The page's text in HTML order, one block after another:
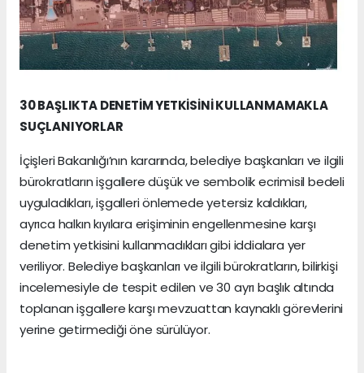
30 BAŞLIKTA DENETİM YETKİSİNİ KULLANMAMAKLA
SUÇLANIYORLAR
İçişleri Bakanlığı’nın kararında, belediye başkanları ve ilgili
bürokratların işgallere düşük ve sembolik ecrimisil bedeli
uyguladıkları, işgalleri önlemede yetersiz kaldıkları,
ayrıca halkın kıyılara erişiminin engellenmesine karşı
denetim yetkisini kullanmadıkları gibi iddialara yer
veriliyor. Belediye başkanları ve ilgili bürokratların, bilirkişi
incelemesiyle de tespit edilen ve 30 ayrı başlık altında
toplanan işgallere karşı mevzuattan kaynaklı görevlerini
yerine getirmediği öne sürülüyor.